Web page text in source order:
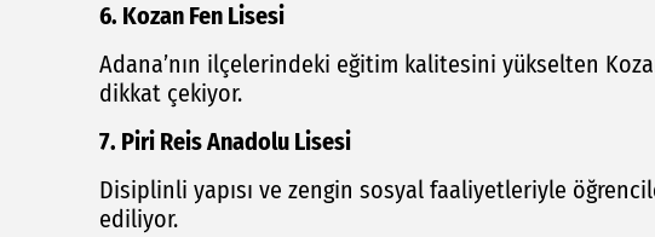
6. Kozan Fen Lisesi
Adana’nın ilçelerindeki eğitim kalitesini yükselten
dikkat çekiyor.
7. Piri Reis Anadolu Lisesi
Disiplinli yapısı ve zengin sosyal faaliyetleriyle
ediliyor.